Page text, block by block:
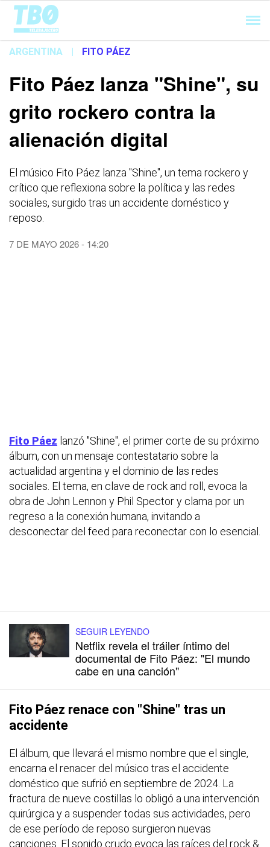
Cargando...
ARGENTINA | FITO PÁEZ
Fito Páez lanza "Shine", su
grito rockero contra la
alienación digital
El músico Fito Páez lanza "Shine", un tema rockero y
crítico que reflexiona sobre la política y las redes
sociales, surgido tras un accidente doméstico y
reposo.
7 DE MAYO 2026 - 14:20
Fito Páez lanzó "Shine", el primer corte de su próximo
álbum, con un mensaje contestatario sobre la
actualidad argentina y el dominio de las redes
sociales. El tema, en clave de rock and roll, evoca la
obra de John Lennon y Phil Spector y clama por un
regreso a la conexión humana, invitando a
desconectar del feed para reconectar con lo esencial.
SEGUIR LEYENDO
Netflix revela el tráiler íntimo del
documental de Fito Páez: "El mundo
cabe en una canción"
Fito Páez renace con "Shine" tras un
accidente
El álbum, que llevará el mismo nombre que el single,
encarna el renacer del músico tras el accidente
doméstico que sufrió en septiembre de 2024. La
fractura de nueve costillas lo obligó a una intervención
quirúrgica y a suspender todas sus actividades, pero
de ese período de reposo surgieron nuevas
canciones. El sonido crudo evoca las raíces del rock &